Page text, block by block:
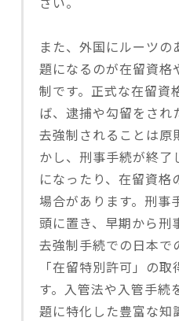
また、外国にルーツ
題になるのが在留資格
制です。正式な在留資
ば、逮捕や勾留をされ
去強制されることは原
かし、刑事手続が終
になったり、在留資格
場合があります。刑事
頭に置き、早期から刑
去強制手続での日本で
「在留特別許可」の
す。入管法や入管手続
題に特化した豊富な知